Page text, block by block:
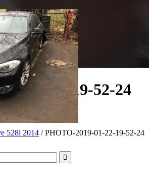
01-22-19-52-24
528i 2014 /PHOTO-2019-01-22-19-52-24